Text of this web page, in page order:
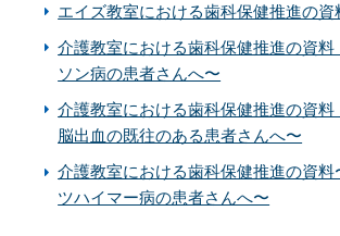
エイズ教室における歯科保健推進の資
介護教室における歯科保健推進の資
ソン病の患者さんへ〜
介護教室における歯科保健推進の資
脳出血の既往のある患者さんへ〜
介護教室における歯科保健推進の資料
ツハイマー病の患者さんへ〜